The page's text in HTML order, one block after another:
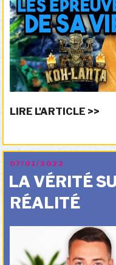
LIRE L'ARTICLE >>
PUBLIÉ
LE
07/01/2022
LA VÉRITÉ
RÉALITÉ